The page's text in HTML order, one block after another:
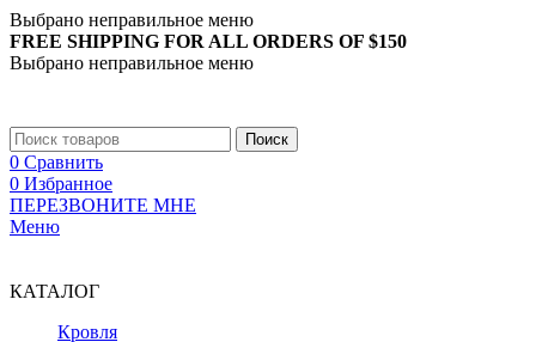
Выбрано неправильное меню
FREE SHIPPING FOR ALL ORDERS OF $150
Выбрано неправильное меню
Поиск
0 Сравнить
0 Избранное
ПЕРЕЗВОНИТЕ МНЕ
Меню
КАТАЛОГ
Кровля